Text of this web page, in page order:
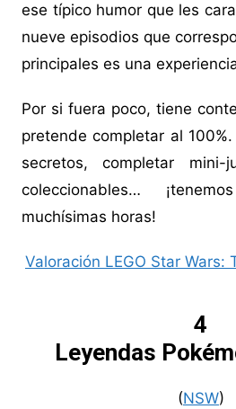
ese típico humor que les
nueve episodios que
principales es una
Por si fuera poco, tiene
pretende completar al
secretos, completar mini-
coleccionables…
muchísimas horas!
Valoración LEGO Star Wars:
4
Leyendas
(NSW)